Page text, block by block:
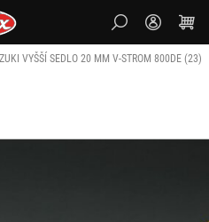
VYŠŠÍ SEDLO 20 MM V-STROM 800DE (23)